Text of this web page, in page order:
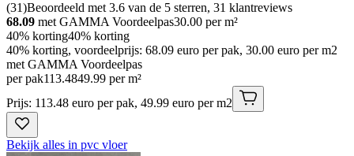
(31)Beoordeeld met 3.6 van de 5 sterren, 31 klantreviews
68.09 met GAMMA Voordeelpas30.00 per m²
40% korting40% korting
40% korting, voordeelprijs: 68.09 euro per pak, 30.00 euro per m2
met GAMMA Voordeelpas
per pak113.4849.99 per m²
Prijs: 113.48 euro per pak, 49.99 euro per m2
Bekijk alles in pvc vloer